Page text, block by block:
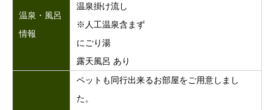
温泉・風呂
情報
温泉掛け流し
※人工温泉含まず
にごり湯
露天風呂 あり
ペットも同行出来るお部屋をご用意しまし
た。